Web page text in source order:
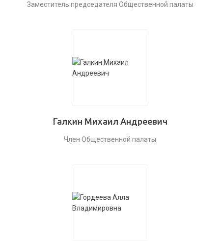
Заместитель председателя Общественной палаты
Галкин Михаил Андреевич
Член Общественной палаты